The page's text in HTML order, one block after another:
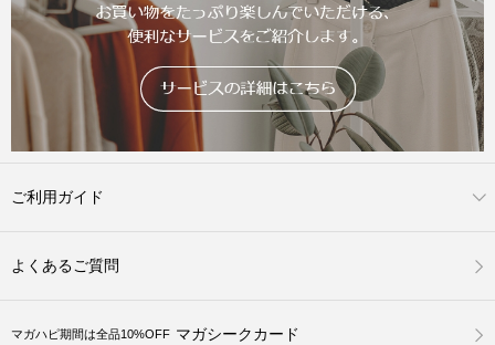
ご利用ガイド
よくあるご質問
マガハピ期間は全品10%OFF マガシークカード